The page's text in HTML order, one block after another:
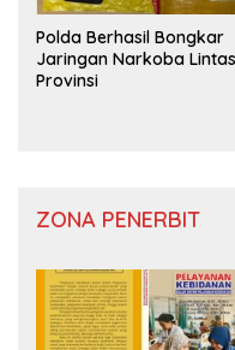
Polda Berhasil Bongkar
Jaringan Narkoba Lintas
Provinsi
ZONA PENERBIT